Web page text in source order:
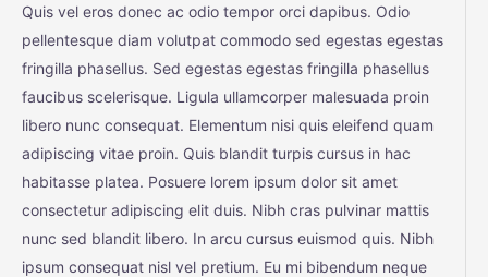
Quis vel eros donec ac odio tempor orci dapibus. Odio
pellentesque diam volutpat commodo sed egestas egestas
fringilla phasellus. Sed egestas egestas fringilla phasellus
faucibus scelerisque. Ligula ullamcorper malesuada proin
libero nunc consequat. Elementum nisi quis eleifend quam
adipiscing vitae proin. Quis blandit turpis cursus in hac
habitasse platea. Posuere lorem ipsum dolor sit amet
consectetur adipiscing elit duis. Nibh cras pulvinar mattis
nunc sed blandit libero. In arcu cursus euismod quis. Nibh
ipsum consequat nisl vel pretium. Eu mi bibendum neque